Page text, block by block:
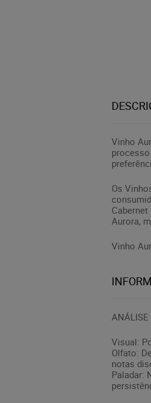
Vinho
Os
Aurora,
Vinho
ANÁLISE
Visual:
Olfato:
notas
Paladar: